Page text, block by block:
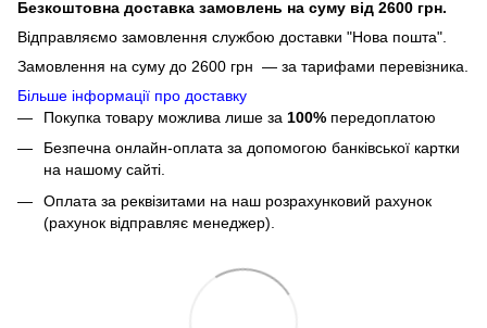
Безкоштовна доставка замовлень на суму від 2600 грн.
Відправляємо замовлення службою доставки "Нова пошта".
Замовлення на суму до 2600 грн — за тарифами перевізника.
Більше інформації про доставку
Покупка товару можлива лише за 100% передоплатою
Безпечна онлайн-оплата за допомогою банківської картки
на нашому сайті.
Оплата за реквізитами на наш розрахунковий рахунок
(рахунок відправляє менеджер).